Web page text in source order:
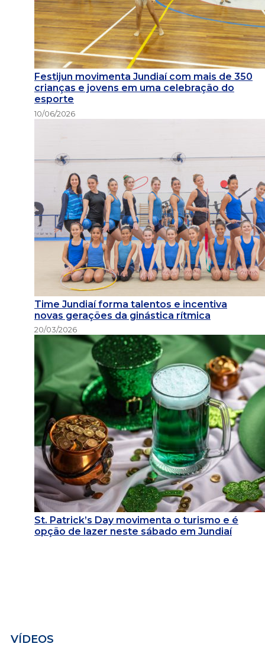
Festijun movimenta Jundiaí com mais de 350
crianças e jovens em uma celebração do
esporte
10/06/2026
Time Jundiaí forma talentos e incentiva
novas gerações da ginástica rítmica
20/03/2026
St. Patrick’s Day movimenta o turismo e é
opção de lazer neste sábado em Jundiaí
VÍDEOS